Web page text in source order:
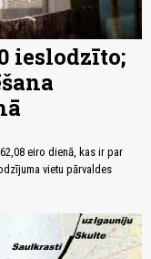
ieslodzīto;
eiro dienā, kas ir par
vietu pārvaldes